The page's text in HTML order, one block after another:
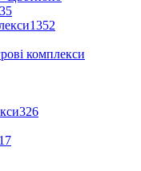
1352
комплекси
326
17